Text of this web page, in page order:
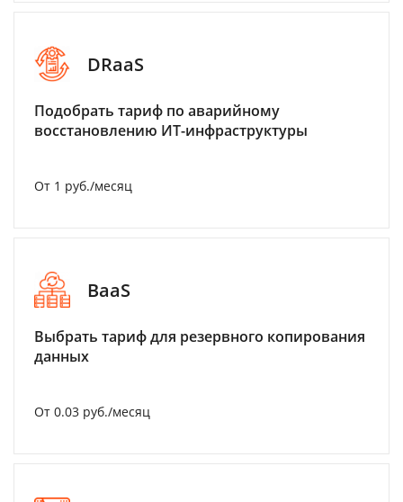
DRaaS
Подобрать тариф по аварийному
восстановлению ИТ-инфраструктуры
От 1 руб./месяц
BaaS
Выбрать тариф для резервного копирования
данных
От 0.03 руб./месяц